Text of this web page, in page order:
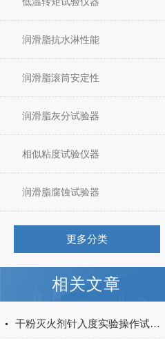
润滑脂抗水淋性能
润滑脂滚筒安定性
润滑脂灰分试验器
相似粘度试验仪器
润滑脂腐蚀试验器
更多分类
相关文章
干粉灭火剂针入度实验操作试验步骤